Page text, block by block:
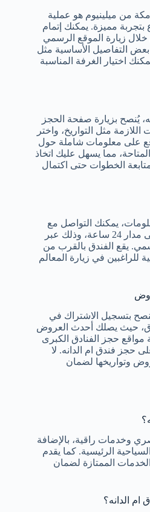
من ميلينيوم هو عملية
مميزة. يمكنك إتمام
زيارة الموقع الرسمي
التفاصيل الأساسية مثل
اختيار الغرفة المناسبة
يُنصح بزيارة صفحة الحجز
مثل التواريخ، واختر
على معلومات شاملة حول
مما يسهل عليك اتخاذ
الخطوات حتى اكتمال
يمكنك التواصل مع
فريق استقبال الفندق المتاح على مدار 24 ساعة، وذلك عبر
يقع الفندق بالقرب من
للراغبين في زيارة المعالم
بتسجيل الاشتراك في
حيث يصلك أحدث العروض
حجز الفنادق الكبرى
حجز فندق ام الدانه. لا
وتواريخها لضمان
وخدمات راقية، بالإضافة
الرئيسية. كما يقدم
الممتازة لضمان
الدانه؟